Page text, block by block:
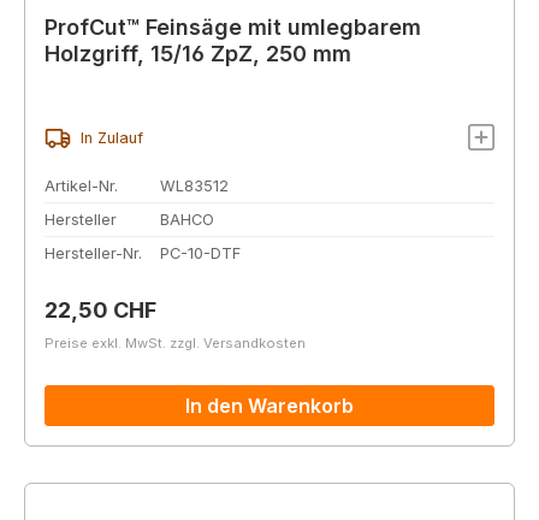
ProfCut™ Feinsäge mit umlegbarem
Holzgriff, 15/16 ZpZ, 250 mm
In Zulauf
Artikel-Nr.
WL83512
Hersteller
BAHCO
Hersteller-Nr.
PC-10-DTF
Regulärer Preis:
22,50 CHF
Preise exkl. MwSt. zzgl. Versandkosten
In den Warenkorb